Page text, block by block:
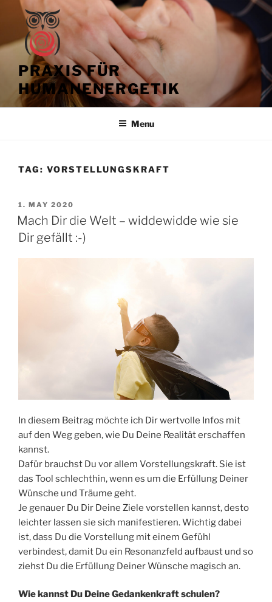
content
PRAXIS FÜR
HUMANENERGETIK
Menu
TAG: VORSTELLUNGSKRAFT
POSTED
ON
1. MAY 2020
Mach Dir die Welt – widdewidde wie sie
Dir gefällt :-)
In diesem Beitrag möchte ich Dir wertvolle Infos mit
auf den Weg geben, wie Du Deine Realität erschaffen
kannst.
Dafür brauchst Du vor allem Vorstellungskraft. Sie ist
das Tool schlechthin, wenn es um die Erfüllung Deiner
Wünsche und Träume geht.
Je genauer Du Dir Deine Ziele vorstellen kannst, desto
leichter lassen sie sich manifestieren. Wichtig dabei
ist, dass Du die Vorstellung mit einem Gefühl
verbindest, damit Du ein Resonanzfeld aufbaust und so
ziehst Du die Erfüllung Deiner Wünsche magisch an.
Wie kannst Du Deine Gedankenkraft schulen?